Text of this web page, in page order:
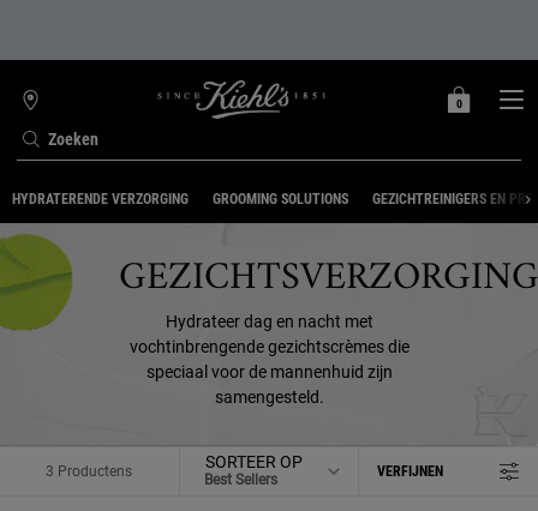
Zoeken
WINKELZOEKER
MIJN
0
0 PRODUCT
HYDRATERENDE VERZORGING GROOMING SOLUTIONS GEZICHTREINIGERS EN
GEZICHTSVERZORGING
Hydrateer dag en nacht met
vochtinbrengende gezichtscrèmes die
speciaal voor de mannenhuid zijn
samengesteld.
3 Productens SORTEER OP VERFIJNEN
FILTER MENU